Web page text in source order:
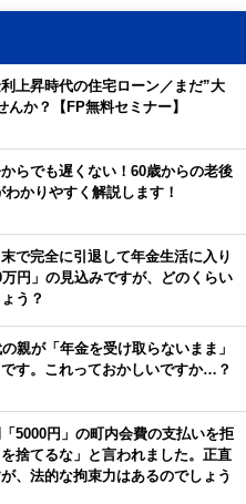
上昇時代の住宅ローン／まだ”大
んか？【FP無料セミナー】
からでも遅くない！60歳からの老後
かりやすく解説します！
で完全に引退して年金生活に入り
円」の見込みですが、どのくらい
う？
親が「年金を受け取らないまま」
す。これっておかしいですか…？
「5000円」の町内会費の支払いを拒
捨てるな」と言われました。正直
、法的な拘束力はあるのでしょう